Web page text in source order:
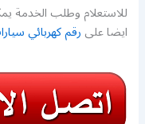
للاستعلام وطلب الخدمة
ايضا علىرقم كهربائي